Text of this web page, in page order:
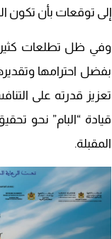
إلى توقعات بأن تكون
وفي ظل تطلعات
بفضل احترامها
تعزيز قدرته على
قيادة “البام” نحو
المقبلة.